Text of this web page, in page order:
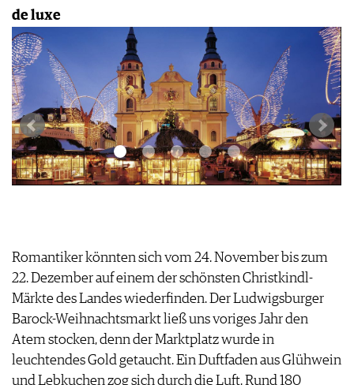
de luxe
Romantiker könnten sich vom 24. November bis zum
22. Dezember auf einem der schönsten Christkindl-
Märkte des Landes wiederfinden. Der Ludwigsburger
Barock-Weihnachtsmarkt ließ uns voriges Jahr den
Atem stocken, denn der Marktplatz wurde in
leuchtendes Gold getaucht. Ein Duftfaden aus Glühwein
und Lebkuchen zog sich durch die Luft. Rund 180